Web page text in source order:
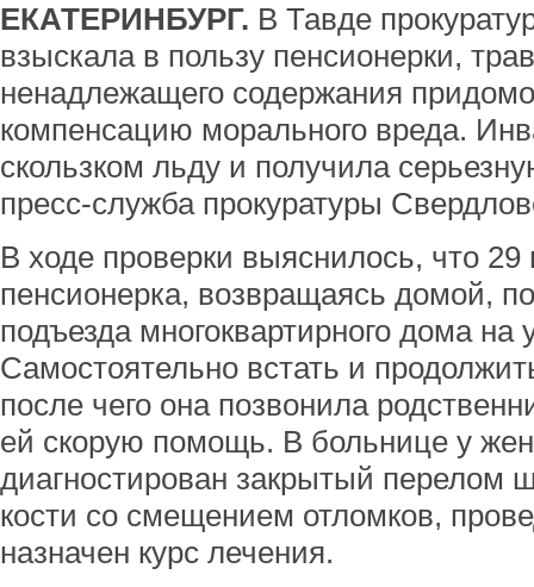
ЕКАТЕРИНБУРГ. В Тавде
взыскала в пользу пенсионерки,
ненадлежащего содержания
компенсацию морального вреда.
скользком льду и получила
пресс-служба прокуратуры
В ходе проверки выяснилось, что 29
пенсионерка, возвращаясь домой,
подъезда многоквартирного дома
Самостоятельно встать и
после чего она позвонила
ей скорую помощь. В больнице у
диагностирован закрытый перелом
кости со смещением отломков,
назначен курс лечения.